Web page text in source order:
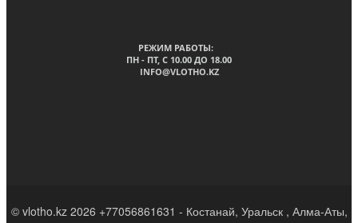
РЕЖИМ РАБОТЫ:
ПН - ПТ, C 10.00 ДО 18.00
INFO@VLOTHO.KZ
© vlotho.kz 2026 +77056861631 - Костанай, Уральск , Алма-Аты,